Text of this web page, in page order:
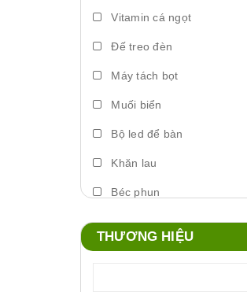
Vitamin cá ngọt
Đế treo đèn
Máy tách bọt
Muối biển
Bộ led để bàn
Khăn lau
Béc phun
Máy phun sương
Foam xịt
THƯƠNG HIỆU